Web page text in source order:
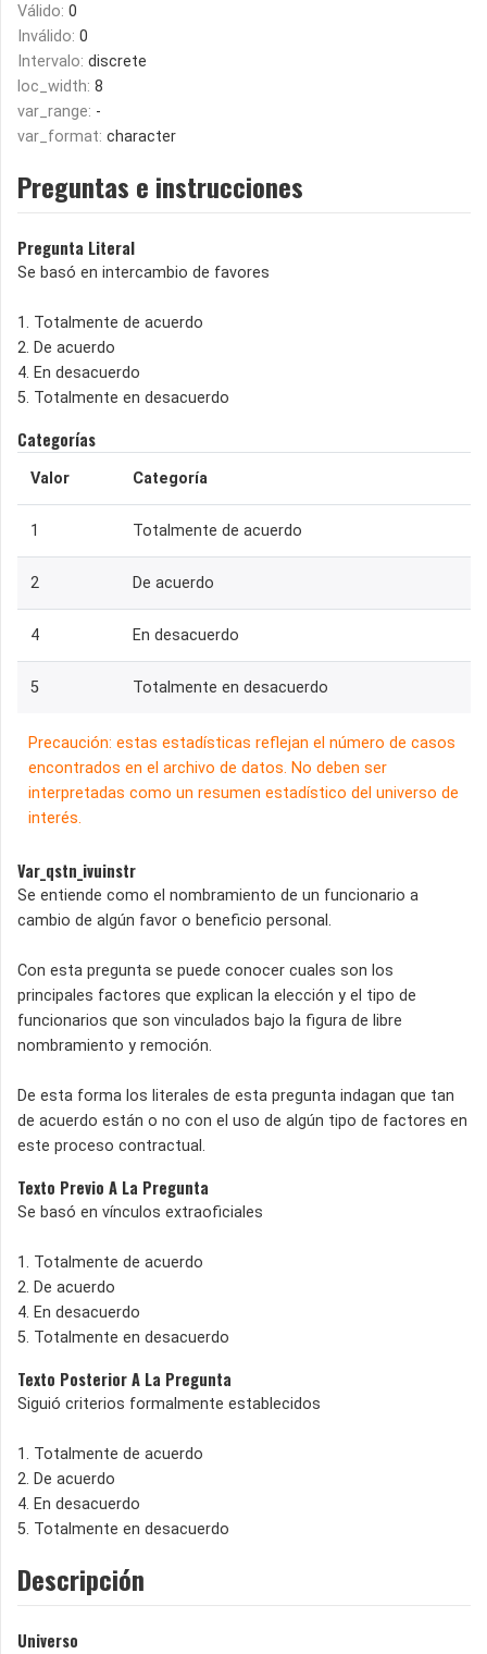
Válido: 0
Inválido: 0
Intervalo: discrete
loc_width: 8
var_range: -
var_format: character
Preguntas e instrucciones
Pregunta Literal
Se basó en intercambio de favores
1. Totalmente de acuerdo
2. De acuerdo
4. En desacuerdo
5. Totalmente en desacuerdo
Categorías
Valor Categoría
1 Totalmente de acuerdo
2 De acuerdo
4 En desacuerdo
5 Totalmente en desacuerdo
Precaución: estas estadísticas reflejan el número de casos
encontrados en el archivo de datos. No deben ser
interpretadas como un resumen estadístico del universo de
interés.
Var_qstn_ivuinstr
Se entiende como el nombramiento de un funcionario a
cambio de algún favor o beneficio personal.
Con esta pregunta se puede conocer cuales son los
principales factores que explican la elección y el tipo de
funcionarios que son vinculados bajo la figura de libre
nombramiento y remoción.
De esta forma los literales de esta pregunta indagan que tan
de acuerdo están o no con el uso de algún tipo de factores en
este proceso contractual.
Texto Previo A La Pregunta
Se basó en vínculos extraoficiales
1. Totalmente de acuerdo
2. De acuerdo
4. En desacuerdo
5. Totalmente en desacuerdo
Texto Posterior A La Pregunta
Siguió criterios formalmente establecidos
1. Totalmente de acuerdo
2. De acuerdo
4. En desacuerdo
5. Totalmente en desacuerdo
Descripción
Universo